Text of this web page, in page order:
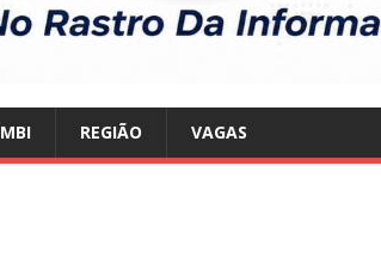
REGIÃO VAGAS